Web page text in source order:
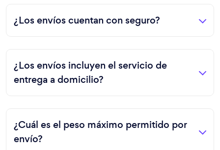
¿Los envíos cuentan con seguro?
¿Los envíos incluyen el servicio de
entrega a domicilio?
¿Cuál es el peso máximo permitido por
envío?